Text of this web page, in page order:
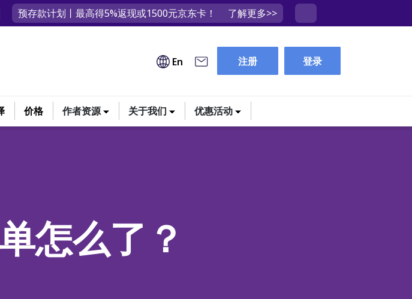
预存款计划丨最高得5%返现或1500元京东卡！ 了解更多>>
En 注册 登录
价格 作者资源 关于我们 优惠活动
怎么了？